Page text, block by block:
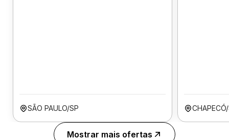
SÃO PAULO/SP
Mostrar mais ofertas